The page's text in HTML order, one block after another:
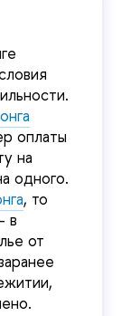
оплаты
на
одного.
, то
в
от